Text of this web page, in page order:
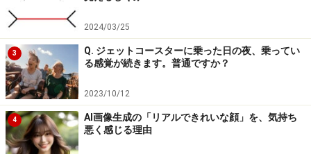
をすることはないのですが、大人になって体調不良や疲
れ、ストレスなどにより免疫力が低下したときに、この
潜んでいたウイルスがここぞとばかりに再活性化して、
痛みを伴う赤い発疹や水ぶくれが帯状にできるのが、
「帯状疱疹」です。
帯状疱疹が耳にでたケースは、とくに「耳性帯状疱疹」
と呼ばれ、難聴・めまいや耳周囲の水ぶくれ、顔面の麻
2024/03/25
3
Q. ジェットコースターに乗った日の夜、乗ってい
る感覚が続きます。普通ですか？
2023/10/12
4
AI画像生成の「リアルできれいな顔」を、気持ち
悪く感じる理由